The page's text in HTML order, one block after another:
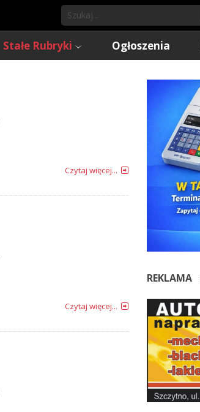
Stałe Rubryki Ogłoszenia
Czytaj więcej...
Czytaj więcej...
REKLAMA